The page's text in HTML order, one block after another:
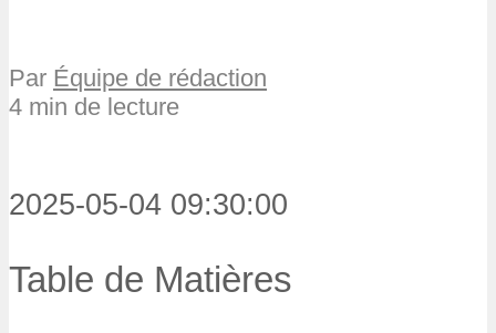
Par Équipe de rédaction
4 min de lecture
2025-05-04 09:30:00
Table de Matières